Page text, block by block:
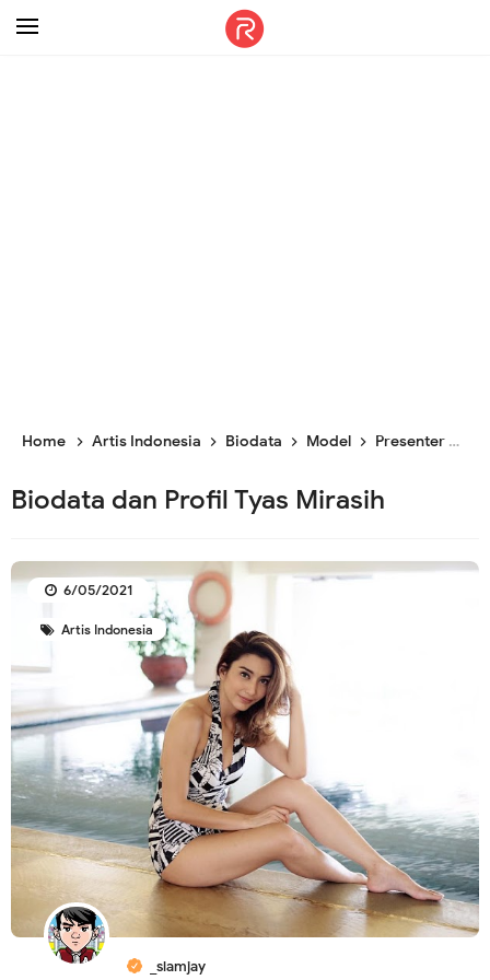
Home Artis Indonesia Biodata Model Presenter
Biodata dan Profil Tyas Mirasih
Artis Indonesia
_slamjay
6/05/2021